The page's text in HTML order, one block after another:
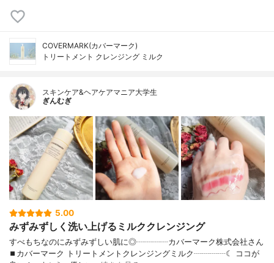
COVERMARK(カバーマーク)
トリートメント クレンジング ミルク
スキンケア&ヘアケアマニア大学生
ぎんむぎ
5.00
みずみずしく洗い上げるミルククレンジング
すべもちなのにみずみずしい肌に◎┈┈┈┈カバーマーク株式会社さん
⏹カバーマーク トリートメントクレンジングミルク┈┈┈┈☾ ココが